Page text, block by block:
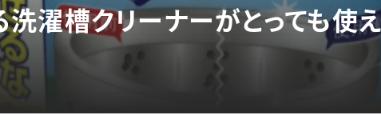
洗濯槽クリーナーがとっても使